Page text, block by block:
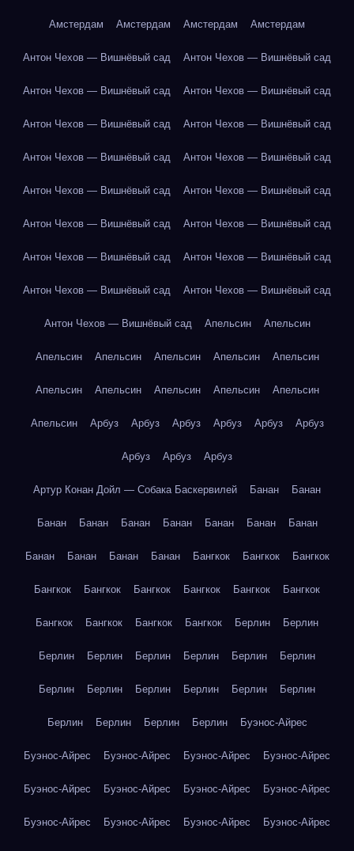
Амстердам Амстердам Амстердам Амстердам
Антон Чехов — Вишнёвый сад Антон Чехов — Вишнёвый сад
Антон Чехов — Вишнёвый сад Антон Чехов — Вишнёвый сад
Антон Чехов — Вишнёвый сад Антон Чехов — Вишнёвый сад
Антон Чехов — Вишнёвый сад Антон Чехов — Вишнёвый сад
Антон Чехов — Вишнёвый сад Антон Чехов — Вишнёвый сад
Антон Чехов — Вишнёвый сад Антон Чехов — Вишнёвый сад
Антон Чехов — Вишнёвый сад Антон Чехов — Вишнёвый сад
Антон Чехов — Вишнёвый сад Антон Чехов — Вишнёвый сад
Антон Чехов — Вишнёвый сад Апельсин Апельсин
Апельсин Апельсин Апельсин Апельсин Апельсин
Апельсин Апельсин Апельсин Апельсин Апельсин
Апельсин Арбуз Арбуз Арбуз Арбуз Арбуз Арбуз
Арбуз Арбуз Арбуз
Артур Конан Дойл — Собака Баскервилей Банан Банан
Банан Банан Банан Банан Банан Банан Банан
Банан Банан Банан Банан Бангкок Бангкок Бангкок
Бангкок Бангкок Бангкок Бангкок Бангкок Бангкок
Бангкок Бангкок Бангкок Бангкок Берлин Берлин
Берлин Берлин Берлин Берлин Берлин Берлин
Берлин Берлин Берлин Берлин Берлин Берлин
Берлин Берлин Берлин Берлин Буэнос-Айрес
Буэнос-Айрес Буэнос-Айрес Буэнос-Айрес Буэнос-Айрес
Буэнос-Айрес Буэнос-Айрес Буэнос-Айрес Буэнос-Айрес
Буэнос-Айрес Буэнос-Айрес Буэнос-Айрес Буэнос-Айрес